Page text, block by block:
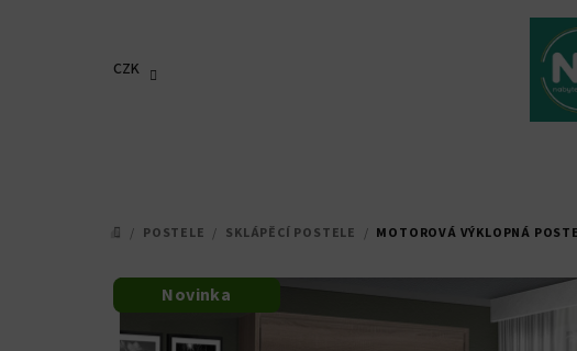
CZK
DOMŮ
/ POSTELE / SKLÁPĚCÍ POSTELE / MOTOROVÁ VÝKLOPNÁ
Novinka